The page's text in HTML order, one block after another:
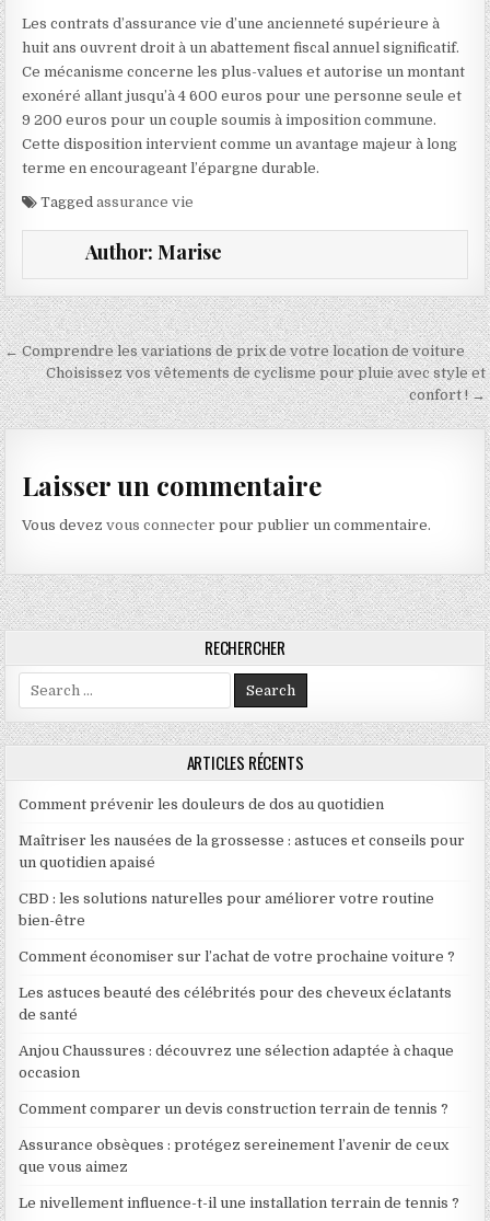
Les contrats d’assurance vie d’une ancienneté supérieure à
huit ans ouvrent droit à un abattement fiscal annuel significatif.
Ce mécanisme concerne les plus-values et autorise un montant
exonéré allant jusqu’à 4 600 euros pour une personne seule et
9 200 euros pour un couple soumis à imposition commune.
Cette disposition intervient comme un avantage majeur à long
terme en encourageant l’épargne durable.
Taggedassurance vie
Author: Marise
Navigation de l’article
← Comprendre les variations de prix de votre location de voiture
Choisissez vos vêtements de cyclisme pour pluie avec style et
confort ! →
Laisser un commentaire
Vous devezvous connecter pour publier un commentaire.
RECHERCHER
Search for:
ARTICLES RÉCENTS
Comment prévenir les douleurs de dos au quotidien
Maîtriser les nausées de la grossesse : astuces et conseils pour
un quotidien apaisé
CBD : les solutions naturelles pour améliorer votre routine
bien-être
Comment économiser sur l’achat de votre prochaine voiture ?
Les astuces beauté des célébrités pour des cheveux éclatants
de santé
Anjou Chaussures : découvrez une sélection adaptée à chaque
occasion
Comment comparer un devis construction terrain de tennis ?
Assurance obsèques : protégez sereinement l’avenir de ceux
que vous aimez
Le nivellement influence-t-il une installation terrain de tennis ?